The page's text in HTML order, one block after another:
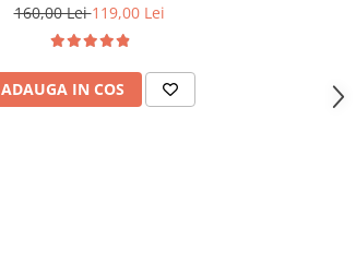
160,00 Lei119,00 Lei
ADAUGA IN COS